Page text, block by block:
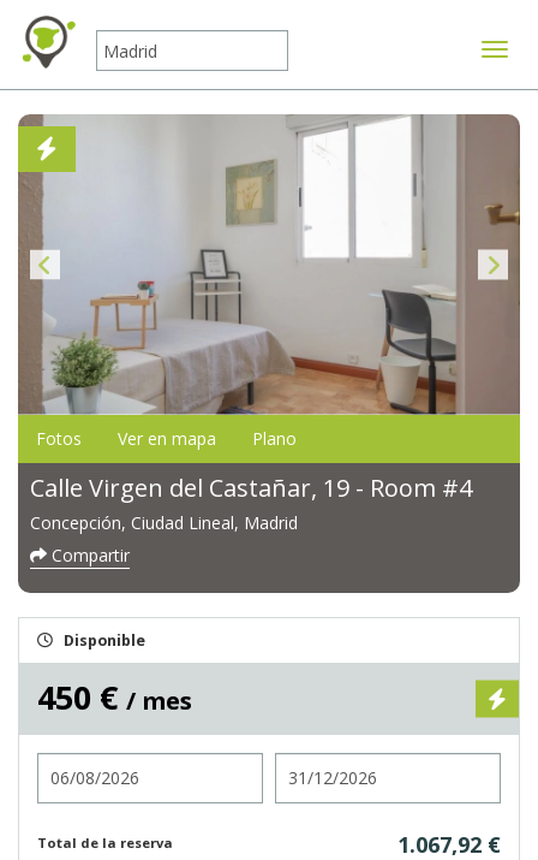
Fotos Ver en mapa Plano
Calle Virgen del Castañar, 19 - Room #4
Concepción, Ciudad Lineal, Madrid
Compartir
Disponible
450 € / mes
Total de la reserva 1.067,92 €